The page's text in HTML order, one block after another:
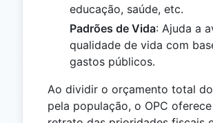
educação, saúde, etc.
Padrões de Vida: Ajuda a
qualidade de vida com
gastos públicos.
Ao dividir o orçamento total
pela população, o OPC